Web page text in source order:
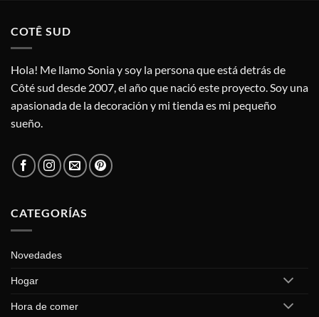
COTÊ SUD
Hola! Me llamo Sonia y soy la persona que está detrás de
Côté sud desde 2007, el año que nació este proyecto. Soy una
apasionada de la decoración y mi tienda es mi pequeño
sueño.
CATEGORÍAS
Novedades
Hogar
Hora de comer